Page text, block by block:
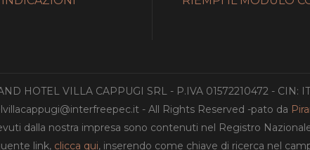
HOTEL VILLA CAPPUGI SRL - P.IVA 01572210472 - CIN:
- All Rights Reserved -pato da
dalla nostra impresa sono contenuti nel Registro
link, clicca qui, inserendo come chiave di ricerca nel